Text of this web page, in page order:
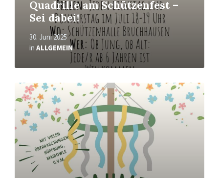
Quadrille am Schützenfest –
Sei dabei!
30. Juni 2025
in ALLGEMEIN
Mehr
erfahren